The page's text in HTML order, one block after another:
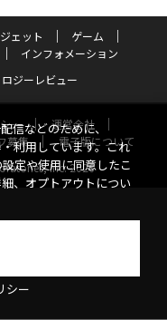
ェット
ゲーム
インフォメーション
ジーレビュー
ー
運営会社
募集
電子版について
Inc. 2026
信などのために、
利用しています。これ
定や使用に同意したこ
、オプトアウトについ
シー